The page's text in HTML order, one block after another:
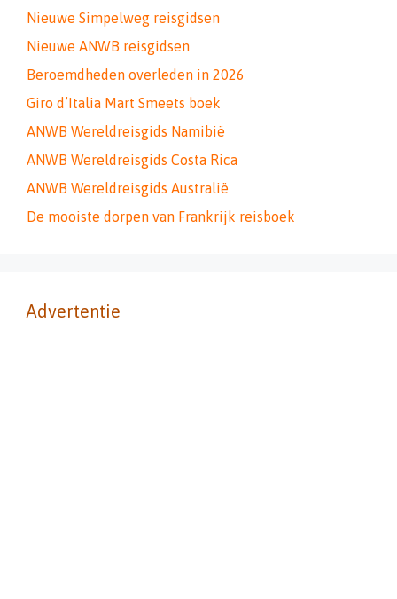
Nieuwe Simpelweg reisgidsen
Nieuwe ANWB reisgidsen
Beroemdheden overleden in 2026
Giro d’Italia Mart Smeets boek
ANWB Wereldreisgids Namibië
ANWB Wereldreisgids Costa Rica
ANWB Wereldreisgids Australië
De mooiste dorpen van Frankrijk reisboek
Advertentie